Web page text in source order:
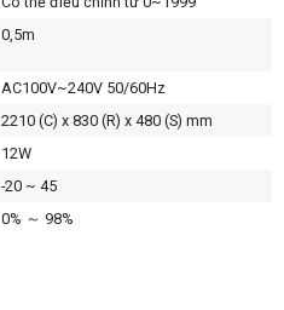
0,5m
AC100V~240V 50/60Hz
2210 (C) x 830 (R) x 480 (S) mm
12W
-20 ~ 45
0% ～ 98%